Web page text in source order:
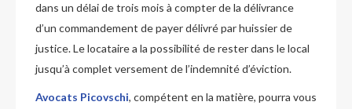
dans un délai de trois mois à compter de la délivrance
d’un commandement de payer délivré par huissier de
justice. Le locataire a la possibilité de rester dans le local
jusqu’à complet versement de l’indemnité d’éviction.
Avocats Picovschi, compétent en la matière, pourra vous